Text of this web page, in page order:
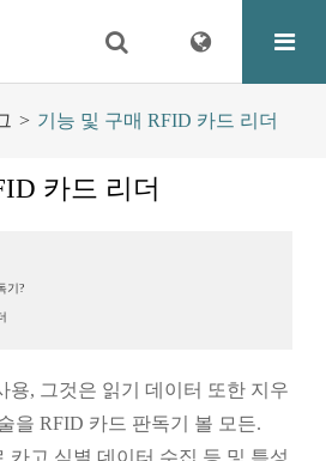
기능 및 구매 RFID 카드 리더
카드 리더
기?
용, 그것은 읽기 데이터 또한 지우
을 RFID 카드 판독기 볼 모든.
카고 식별 데이터 수집 등 및 특성